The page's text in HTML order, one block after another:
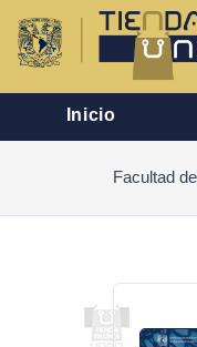
Inicio
Facultad